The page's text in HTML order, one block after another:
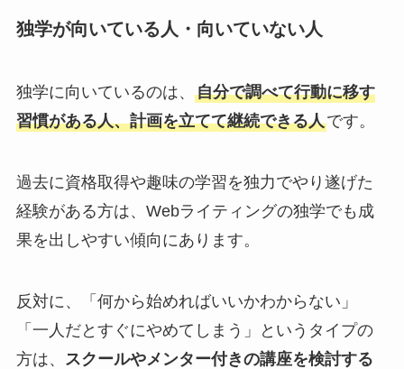
独学が向いている人・向いていない人
独学に向いているのは、 自分で調べて行動に移す
習慣がある人、計画を立てて継続できる人です。
過去に資格取得や趣味の学習を独力でやり遂げた
経験がある方は、Webライティングの独学でも成
果を出しやすい傾向にあります。
反対に、「何から始めればいいかわからない」
「一人だとすぐにやめてしまう」というタイプの
方は、
スクールやメンター付きの講座を検討する